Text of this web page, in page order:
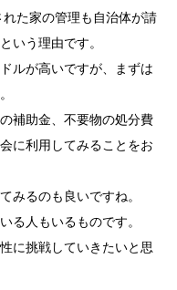
た家の管理も自治体が請
いう理由です。
ルが高いですが、まずは
補助金、不要物の処分費
に利用してみることをお
みるのも良いですね。
る人もいるものです。
に挑戦していきたいと思